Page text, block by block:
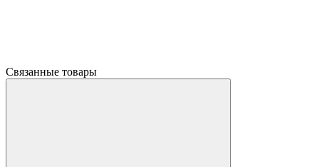
Связанные товары